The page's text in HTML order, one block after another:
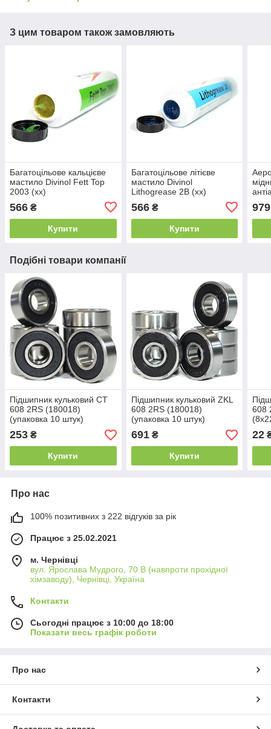
З цим товаром також замовляють
Багатоцільове кальцієве
мастило Divinol Fett Top
2003 (xx)
566 ₴
Купити
Багатоцільове літієве
мастило Divinol
Lithogrease 2B (xx)
566₴
Купити
979
Подібні товари компанії
Підшипник кульковий CT
608 2RS (180018)
(упаковка 10 штук)
(8x22x7)
253 ₴
Купити
Підшипник кульковий ZKL
608 2RS (180018)
(упаковка 10 штук)
(8x22x7)
691₴
Купити
608
22
Про нас
100% позитивних з 222 відгуків за рік
Працює з 25.02.2021
м. Чернівці
вул. Ярослава Мудрого, 70 В (навпроти прохідної
хімзаводу), Чернівці, Україна
Контакти
Сьогодні працює з 10:00 до 18:00
Показати весь графік роботи
Про нас
Контакти